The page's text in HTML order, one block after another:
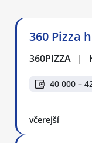
360 Pizza
360PIZZA |
40 000 –
včerejší